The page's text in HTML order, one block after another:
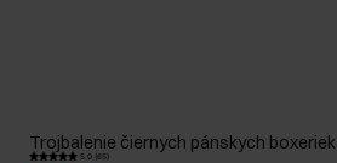
Trojbalenie čiernych pánskych boxeriek
5.0 (65)